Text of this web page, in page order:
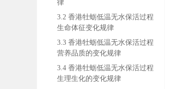
律
3.2 香港牡蛎低温无水保活过程
生命体征变化规律
3.3 香港牡蛎低温无水保活过程
营养品质的变化规律
3.4 香港牡蛎低温无水保活过程
生理生化的变化规律